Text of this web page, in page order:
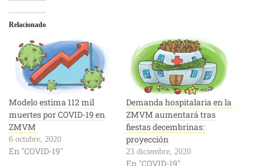
Relacionado
Modelo estima 112 mil
muertes por COVID-19 en
ZMVM
6 octubre, 2020
En "COVID-19"
Demanda hospitalaria en la
ZMVM aumentará tras
fiestas decembrinas:
proyección
23 diciembre, 2020
En "COVID-19"